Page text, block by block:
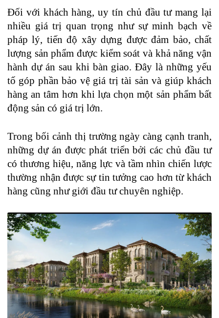
Đối với khách hàng, uy tín chủ đầu tư mang lại
nhiều giá trị quan trọng như sự minh bạch về
pháp lý, tiến độ xây dựng được đảm bảo, chất
lượng sản phẩm được kiểm soát và khả năng vận
hành dự án sau khi bàn giao. Đây là những yếu
tố góp phần bảo vệ giá trị tài sản và giúp khách
hàng an tâm hơn khi lựa chọn một sản phẩm bất
động sản có giá trị lớn.
Trong bối cảnh thị trường ngày càng cạnh tranh,
những dự án được phát triển bởi các chủ đầu tư
có thương hiệu, năng lực và tầm nhìn chiến lược
thường nhận được sự tin tưởng cao hơn từ khách
hàng cũng như giới đầu tư chuyên nghiệp.